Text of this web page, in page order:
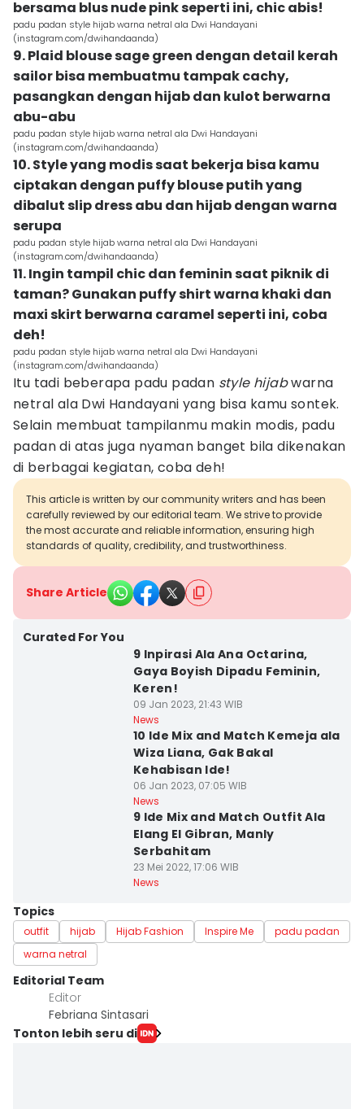
bersama blus nude pink seperti ini, chic abis!
padu padan style hijab warna netral ala Dwi Handayani
(instagram.com/dwihandaanda)
9. Plaid blouse sage green dengan detail kerah
sailor bisa membuatmu tampak cachy,
pasangkan dengan hijab dan kulot berwarna
abu-abu
padu padan style hijab warna netral ala Dwi Handayani
(instagram.com/dwihandaanda)
10. Style yang modis saat bekerja bisa kamu
ciptakan dengan puffy blouse putih yang
dibalut slip dress abu dan hijab dengan warna
serupa
padu padan style hijab warna netral ala Dwi Handayani
(instagram.com/dwihandaanda)
11. Ingin tampil chic dan feminin saat piknik di
taman? Gunakan puffy shirt warna khaki dan
maxi skirt berwarna caramel seperti ini, coba
deh!
padu padan style hijab warna netral ala Dwi Handayani
(instagram.com/dwihandaanda)
Itu tadi beberapa padu padan style hijabwarna
netral ala Dwi Handayani yang bisa kamu sontek.
Selain membuat tampilanmu makin modis, padu
padan di atas juga nyaman banget bila dikenakan
di berbagai kegiatan, coba deh!
This article is written by our community writers and has been
carefully reviewed by our editorial team. We strive to provide
the most accurate and reliable information, ensuring high
standards of quality, credibility, and trustworthiness.
Share Article
Curated For You
9 Inpirasi Ala Ana Octarina,
Gaya Boyish Dipadu Feminin,
Keren!
09 Jan 2023, 21:43 WIB
News
10 Ide Mix and Match Kemeja ala
Wiza Liana, Gak Bakal
Kehabisan Ide!
06 Jan 2023, 07:05 WIB
News
9 Ide Mix and Match Outfit Ala
Elang El Gibran, Manly
Serbahitam
23 Mei 2022, 17:06 WIB
News
Topics
outfit hijab Hijab Fashion Inspire Me
padu padan
warna netral
Editorial Team
Editor
Febriana Sintasari
Tonton lebih seru di